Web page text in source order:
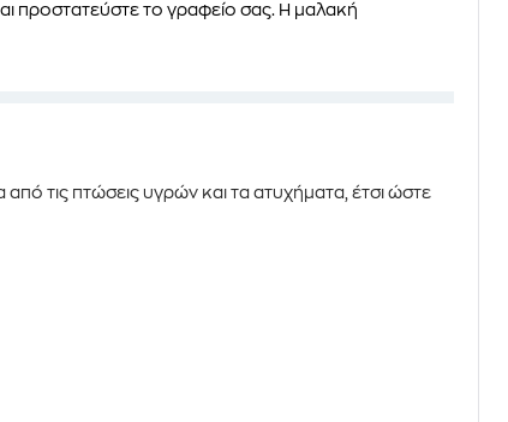
προστατεύστε το γραφείο σας. Η μαλακή
τις πτώσεις υγρών και τα ατυχήματα, έτσι ώστε